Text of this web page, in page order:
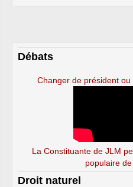
Débats
Changer de président
La Constituante de JLM
populaire
Droit naturel